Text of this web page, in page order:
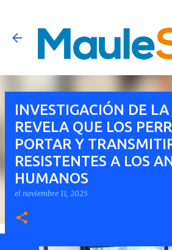
Ir al contenido
INVESTIGACIÓN DE
REVELA QUE LOS
PORTAR Y
RESISTENTES A LOS
HUMANOS
el noviembre 11, 2025